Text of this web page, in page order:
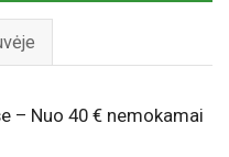
– Nuo 40 € nemokamai